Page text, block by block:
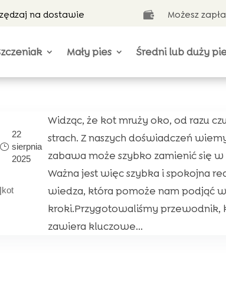
na dostawie  Możesz
Mały pies Średni lub duży
22
sierpnia
2025
|kot
Widząc, że kot mruży oko, od razu
strach. Z naszych doświadczeń
zabawa może szybko zamienić się w
Ważna jest więc szybka i spokojna
wiedza, która pomoże nam podjąć
kroki.Przygotowaliśmy przewodnik,
zawiera kluczowe...